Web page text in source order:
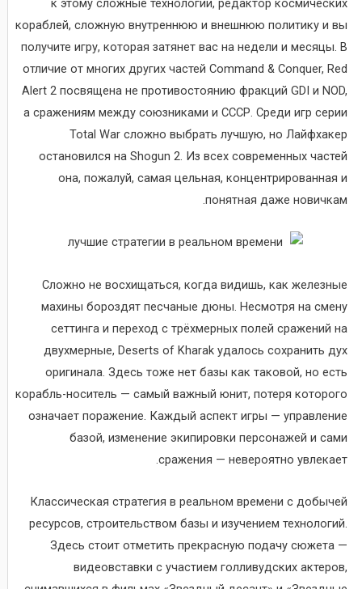
к этому сложные технологии, редактор космических
кораблей, сложную внутреннюю и внешнюю политику и вы
получите игру, которая затянет вас на недели и месяцы. В
отличие от многих других частей Command & Conquer, Red
Alert 2 посвящена не противостоянию фракций GDI и NOD,
а сражениям между союзниками и СССР. Среди игр серии
Total War сложно выбрать лучшую, но Лайфхакер
остановился на Shogun 2. Из всех современных частей
она, пожалуй, самая цельная, концентрированная и
понятная даже новичкам.
Сложно не восхищаться, когда видишь, как железные
махины бороздят песчаные дюны. Несмотря на смену
сеттинга и переход с трёхмерных полей сражений на
двухмерные, Deserts of Kharak удалось сохранить дух
оригинала. Здесь тоже нет базы как таковой, но есть
корабль-носитель — самый важный юнит, потеря которого
означает поражение. Каждый аспект игры — управление
базой, изменение экипировки персонажей и сами
сражения — невероятно увлекает.
Классическая стратегия в реальном времени с добычей
ресурсов, строительством базы и изучением технологий.
Здесь стоит отметить прекрасную подачу сюжета —
видеовставки с участием голливудских актеров,